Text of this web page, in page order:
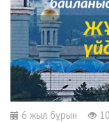
6 жыл бұрын